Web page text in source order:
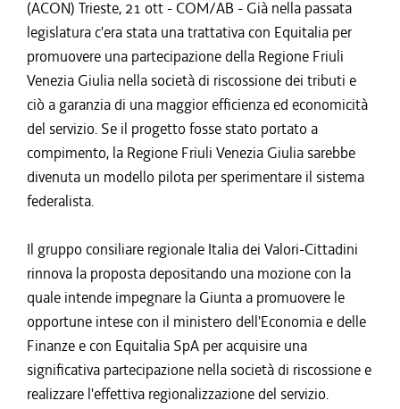
(ACON) Trieste, 21 ott - COM/AB - Già nella passata
legislatura c'era stata una trattativa con Equitalia per
promuovere una partecipazione della Regione Friuli
Venezia Giulia nella società di riscossione dei tributi e
ciò a garanzia di una maggior efficienza ed economicità
del servizio. Se il progetto fosse stato portato a
compimento, la Regione Friuli Venezia Giulia sarebbe
divenuta un modello pilota per sperimentare il sistema
federalista.
Il gruppo consiliare regionale Italia dei Valori-Cittadini
rinnova la proposta depositando una mozione con la
quale intende impegnare la Giunta a promuovere le
opportune intese con il ministero dell'Economia e delle
Finanze e con Equitalia SpA per acquisire una
significativa partecipazione nella società di riscossione e
realizzare l'effettiva regionalizzazione del servizio.